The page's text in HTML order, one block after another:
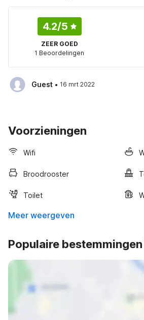
4.2/5
ZEER GOED
1 Beoordelingen
Guest · 16 mrt 2022
Voorzieningen
Wifi
Broodrooster
Toilet
Meer weergeven
Populaire